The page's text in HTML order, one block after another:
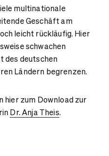
multinationale
Geschäft am
leicht rückläufig. Hier
schwachen
des deutschen
Ländern begrenzen.
hier zum Download zur
Dr. Anja Theis.